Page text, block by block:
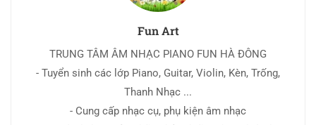
Fun Art
TRUNG TÂM ÂM NHẠC PIANO FUN HÀ ĐÔNG
- Tuyển sinh các lớp Piano, Guitar, Violin, Kèn, Trống,
Thanh Nhạc ...
- Cung cấp nhạc cụ, phụ kiện âm nhạc